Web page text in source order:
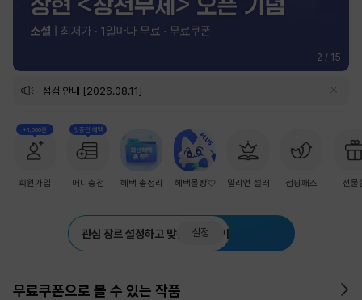
2 / 15
점검 안내 [2026.08.11]
+1,000원
회원가입
첫충전 혜택
머니충전 혜택 총정리 혜택몰빵💘 밀리언 셀러 점핑패스 선물
관심 장르 설정하고 맞춤 추천 받기
설정
무료쿠폰으로 볼 수 있는 작품